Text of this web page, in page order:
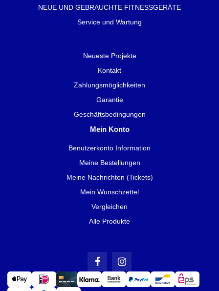
NEUE UND GEBRAUCHTE FITNESSGERÄTE
Service und Wartung
Neueste Projekte
Kontakt
Zahlungsmöglichkeiten
Garantie
Geschäftsbedingungen
Mein Konto
Benutzerkonto Information
Meine Bestellungen
Meine Nachrichten (Tickets)
Mein Wunschzettel
Vergleichen
Alle Produkte